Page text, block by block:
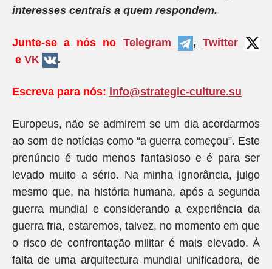
interesses centrais a quem respondem.
Junte-se a nós no Telegram , Twitter
e VK .
Escreva para nós: info@strategic-culture.su
Europeus, não se admirem se um dia acordarmos
ao som de notícias como “a guerra começou”. Este
prenúncio é tudo menos fantasioso e é para ser
levado muito a sério. Na minha ignorância, julgo
mesmo que, na história humana, após a segunda
guerra mundial e considerando a experiência da
guerra fria, estaremos, talvez, no momento em que
o risco de confrontação militar é mais elevado. À
falta de uma arquitectura mundial unificadora, de